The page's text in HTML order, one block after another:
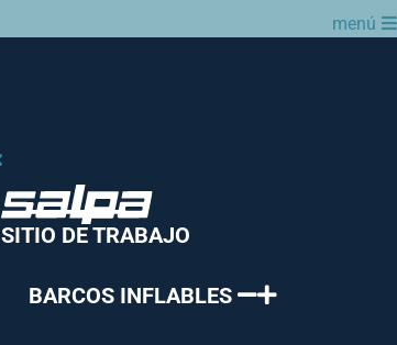
menú
SITIO DE TRABAJO
BARCOS INFLABLES